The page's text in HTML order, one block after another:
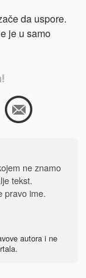
da uspore.
je u samo
ne znamo
tekst.
pravo ime.
autora i ne